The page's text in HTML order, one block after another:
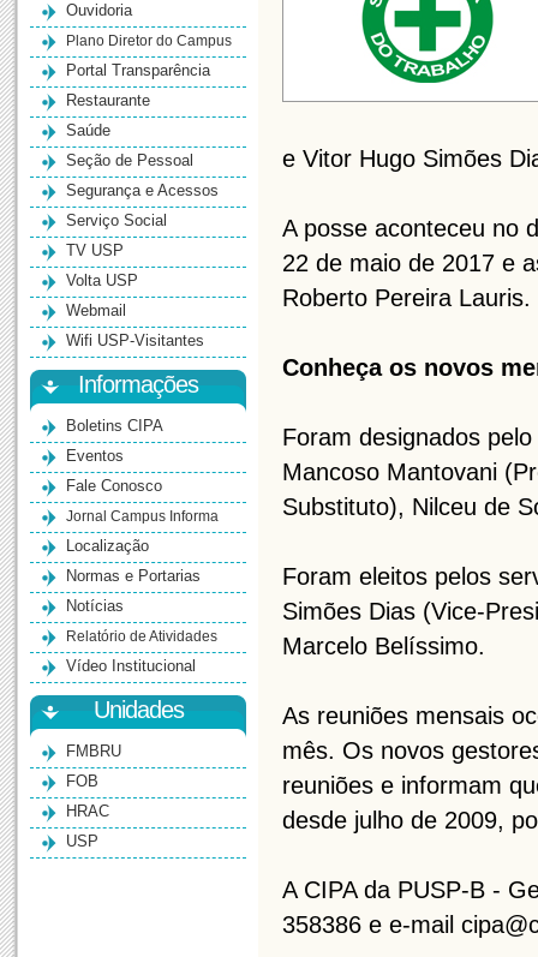
Ouvidoria
Plano Diretor do Campus
Portal Transparência
Restaurante
Saúde
Seção de Pessoal
Segurança e Acessos
Serviço Social
TV USP
Volta USP
Webmail
Wifi USP-Visitantes
Informações
Boletins CIPA
Eventos
Fale Conosco
Jornal Campus Informa
Localização
Normas e Portarias
Notícias
Relatório de Atividades
Vídeo Institucional
Unidades
FMBRU
FOB
HRAC
USP
e Vitor Hugo Simões
A posse aconteceu no
22 de maio de 2017 e
Roberto Pereira Lauris.
Conheça os novos
Foram designados
Mancoso Mantovani
Substituto), Nilceu de
Foram eleitos pelos
Simões Dias (Vice-
Marcelo Belíssimo.
As reuniões mensais
mês. Os novos
reuniões e informam
desde julho de 2009,
A CIPA da PUSP-B -
358386 e e-mail